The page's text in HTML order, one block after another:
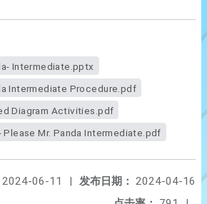
Intermediate.pptx
Intermediate Procedure.pdf
Diagram Activities.pdf
Mr. Panda Intermediate.pdf
发布日期： 2024-04-16
2024-06-11
|